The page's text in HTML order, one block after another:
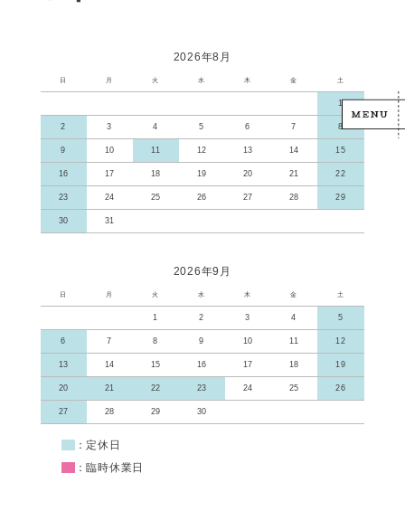
2026年8月
日 月 火 水 木 金 土
1
2 3 4 5 6 7 8
9 10 11 12 13 14 15
16 17 18 19 20 21 22
23 24 25 26 27 28 29
30 31
2026年9月
日 月 火 水 木 金 土
1 2 3 4 5
6 7 8 9 10 11 12
13 14 15 16 17 18 19
20 21 22 23 24 25 26
27 28 29 30
：定休日
：臨時休業日